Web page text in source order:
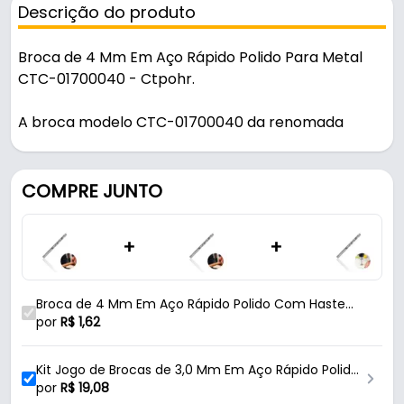
Descrição do produto
Broca de 4 Mm Em Aço Rápido Polido Para Metal
CTC-01700040 - Ctpohr.
A broca modelo CTC-01700040 da renomada
desempenho excepcional em perfurações de
metais. Com um diâmetro de 4 mm e um
comprimento total de 74 mm, essa broca é
fabricada em aço rápido (HSS), conhecido por sua
resistência e durabilidade em altas temperaturas.
O diferencial desta broca é o acabamento polido,
que reduz o atrito durante a perfuração, aumenta a
vida útil da ferramenta e proporciona um corte
de 4 mm oferece excelente estabilidade,
permitindo encaixe firme em mandris de furadeiras
COMPRE JUNTO
+ +
Broca de 4 Mm Em Aço Rápido Polido Com Haste
Cilíndrica Para Metal Ctc-01700040 Ctpohr
por R$ 1,62
Kit Jogo de Brocas de 3,0 Mm Em Aço Rápido Polido
Para Metal Com 10 Brocas Ctc-01700030 Ctpohr
por R$ 19,08